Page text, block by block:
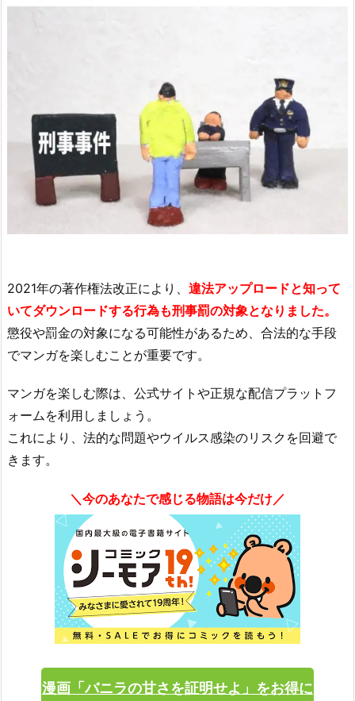
2021年の著作権法改正により、 違法アップロードと知って
いてダウンロードする行為も刑事罰の対象となりました。
懲役や罰金の対象になる可能性があるため、合法的な手段
でマンガを楽しむことが重要です。
マンガを楽しむ際は、公式サイトや正規な配信プラットフ
ォームを利用しましょう。
これにより、法的な問題やウイルス感染のリスクを回避で
きます。
＼今のあなたで感じる物語は今だけ／
漫画「バニラの甘さを証明せよ」をお得に